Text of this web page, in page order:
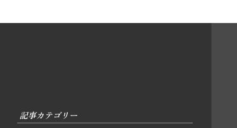
記事カテゴリー